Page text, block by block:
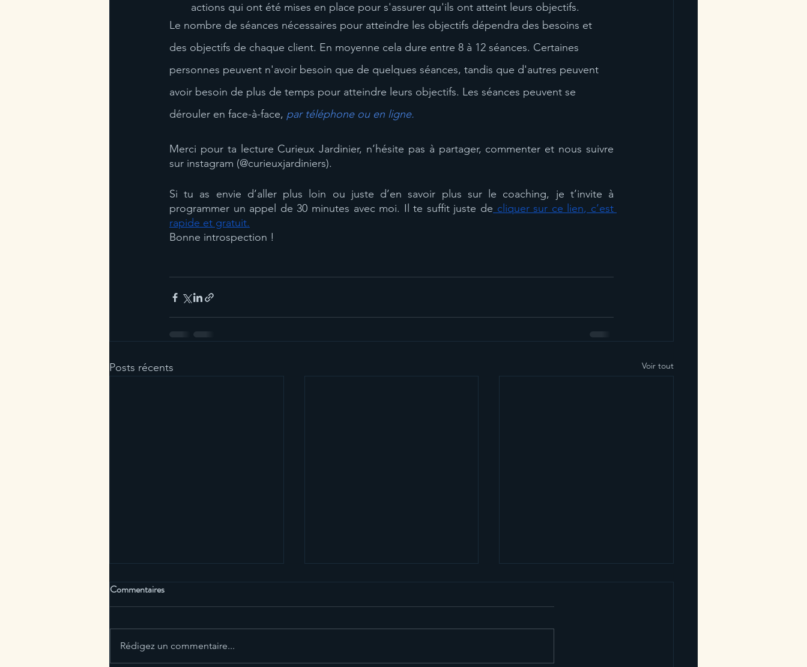
actions qui ont été mises en place pour s'assurer qu'ils ont atteint leurs objectifs.
Le nombre de séances nécessaires pour atteindre les objectifs dépendra des besoins et
des objectifs de chaque client. En moyenne cela dure entre 8 à 12 séances. Certaines
personnes peuvent n'avoir besoin que de quelques séances, tandis que d'autres peuvent
avoir besoin de plus de temps pour atteindre leurs objectifs. Les séances peuvent se
dérouler en face-à-face, par téléphone ou en ligne.
Merci pour ta lecture Curieux Jardinier, n’hésite pas à partager, commenter et nous suivre
sur instagram (@curieuxjardiniers).
Si tu as envie d’aller plus loin ou juste d’en savoir plus sur le coaching, je t’invite à
programmer un appel de 30 minutes avec moi. Il te suffit juste de cliquer sur ce lien, c’est
rapide et gratuit.
Bonne introspection !
Posts récents Voir tout
Comment arrêter de courir après
courir après le temps, mais voici
quelques idées qui peuvent vous
Commentaires
Rédigez un commentaire...